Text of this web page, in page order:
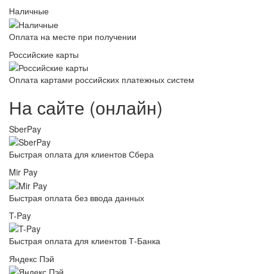
Наличные
Оплата на месте при получении
Российские карты
Оплата картами российских платежных систем
На сайте (онлайн)
SberPay
Быстрая оплата для клиентов Сбера
Mir Pay
Быстрая оплата без ввода данных
T-Pay
Быстрая оплата для клиентов Т-Банка
Яндекс Пэй